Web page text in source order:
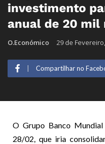
investimento
anual de 20 mil
O.Económico 29 de
Compartilhar no
O Grupo Banco
28/02, que iria